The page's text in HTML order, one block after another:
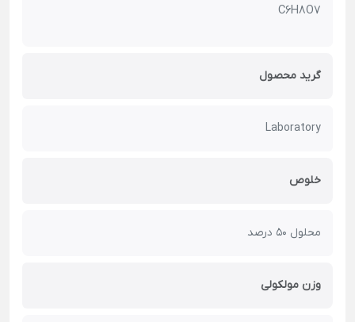
C6H8O7
گرید محصول
Laboratory
خلوص
محلول 50 درصد
وزن مولکولی